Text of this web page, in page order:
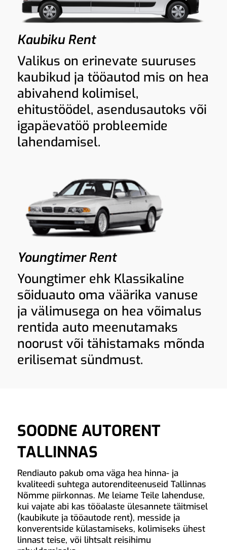
Kaubiku Rent
Valikus on erinevate suuruses
kaubikud ja tööautod mis on hea
abivahend kolimisel,
ehitustöödel, asendusautoks või
igapäevatöö probleemide
lahendamisel.
Youngtimer Rent
Youngtimer ehk Klassikaline
sõiduauto oma väärika vanuse
ja välimusega on hea võimalus
rentida auto meenutamaks
noorust või tähistamaks mõnda
erilisemat sündmust.
SOODNE AUTORENT
TALLINNAS
Rendiauto pakub oma väga hea hinna- ja
kvaliteedi suhtega autorenditeenuseid Tallinnas
Nõmme piirkonnas. Me leiame Teile lahenduse,
kui vajate abi kas tööalaste ülesannete täitmisel
(kaubikute ja tööautode rent), messide ja
konverentside külastamiseks, kolimiseks ühest
linnast teise, või lihtsalt reisihimu